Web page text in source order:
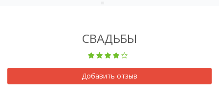
СВАДЬБЫ
Добавить отзыв